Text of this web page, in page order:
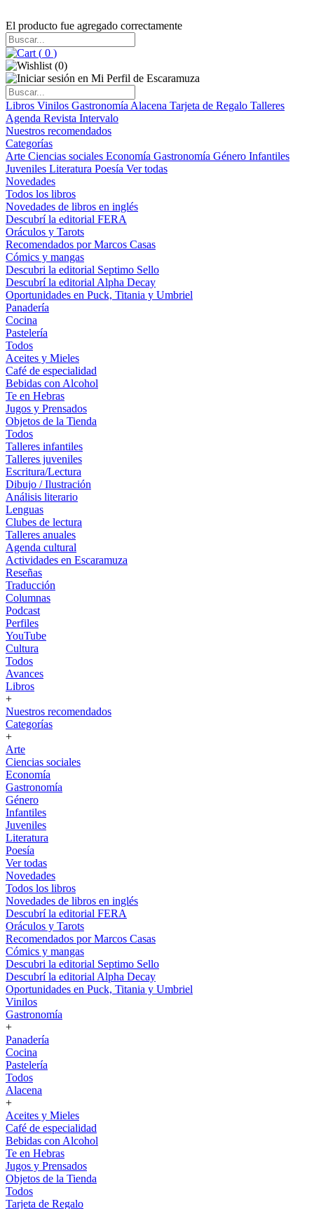
El producto fue agregado correctamente
( 0 )
(0)
Libros Vinilos Gastronomía Alacena Tarjeta de Regalo Talleres
Agenda Revista Intervalo
Nuestros recomendados
Categorías
Arte Ciencias sociales Economía Gastronomía Género Infantiles
Juveniles Literatura Poesía Ver todas
Novedades
Todos los libros
Novedades de libros en inglés
Descubrí la editorial FERA
Oráculos y Tarots
Recomendados por Marcos Casas
Cómics y mangas
Descubri la editorial Septimo Sello
Descubrí la editorial Alpha Decay
Oportunidades en Puck, Titania y Umbriel
Panadería
Cocina
Pastelería
Todos
Aceites y Mieles
Café de especialidad
Bebidas con Alcohol
Te en Hebras
Jugos y Prensados
Objetos de la Tienda
Todos
Talleres infantiles
Talleres juveniles
Escritura/Lectura
Dibujo / Ilustración
Análisis literario
Lenguas
Clubes de lectura
Talleres anuales
Agenda cultural
Actividades en Escaramuza
Reseñas
Traducción
Columnas
Podcast
Perfiles
YouTube
Cultura
Todos
Avances
Libros
+
Nuestros recomendados
Categorías
+
Arte
Ciencias sociales
Economía
Gastronomía
Género
Infantiles
Juveniles
Literatura
Poesía
Ver todas
Novedades
Todos los libros
Novedades de libros en inglés
Descubrí la editorial FERA
Oráculos y Tarots
Recomendados por Marcos Casas
Cómics y mangas
Descubri la editorial Septimo Sello
Descubrí la editorial Alpha Decay
Oportunidades en Puck, Titania y Umbriel
Vinilos
Gastronomía
+
Panadería
Cocina
Pastelería
Todos
Alacena
+
Aceites y Mieles
Café de especialidad
Bebidas con Alcohol
Te en Hebras
Jugos y Prensados
Objetos de la Tienda
Todos
Tarjeta de Regalo